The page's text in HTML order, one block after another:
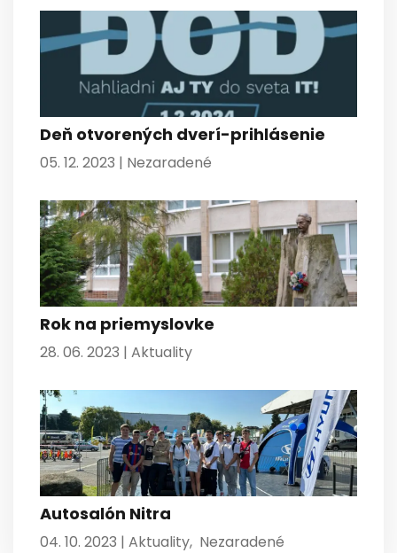
Deň otvorených dverí-prihlásenie
05. 12. 2023 | Nezaradené
Rok na priemyslovke
28. 06. 2023 | Aktuality
Autosalón Nitra
04. 10. 2023 | Aktuality, Nezaradené